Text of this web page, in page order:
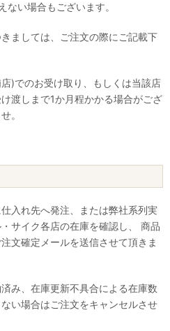
い場合もございます。
ましては、ご注文の際にご記載下
)でのお受け取り、もしくは当該店
渡しまで1か月程かかる場合がござ
。
入れ先へ発注、または弊社系列実
サイク各店の在庫を確認し、 商品
文確定メールを送信させて頂きま
み、在庫更新不具合による在庫数
い場合はご注文をキャンセルさせ